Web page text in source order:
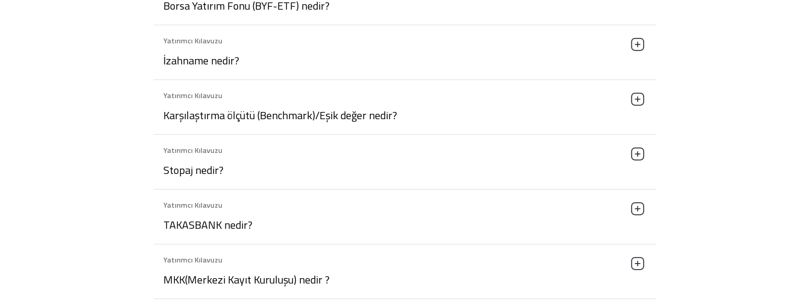
Borsa Yatırım Fonu (BYF-ETF) nedir?
Yatırımcı Kılavuzu
İzahname nedir?
Yatırımcı Kılavuzu
Karşılaştırma ölçütü (Benchmark)/Eşik değer nedir?
Yatırımcı Kılavuzu
Stopaj nedir?
Yatırımcı Kılavuzu
TAKASBANK nedir?
Yatırımcı Kılavuzu
MKK(Merkezi Kayıt Kuruluşu) nedir ?